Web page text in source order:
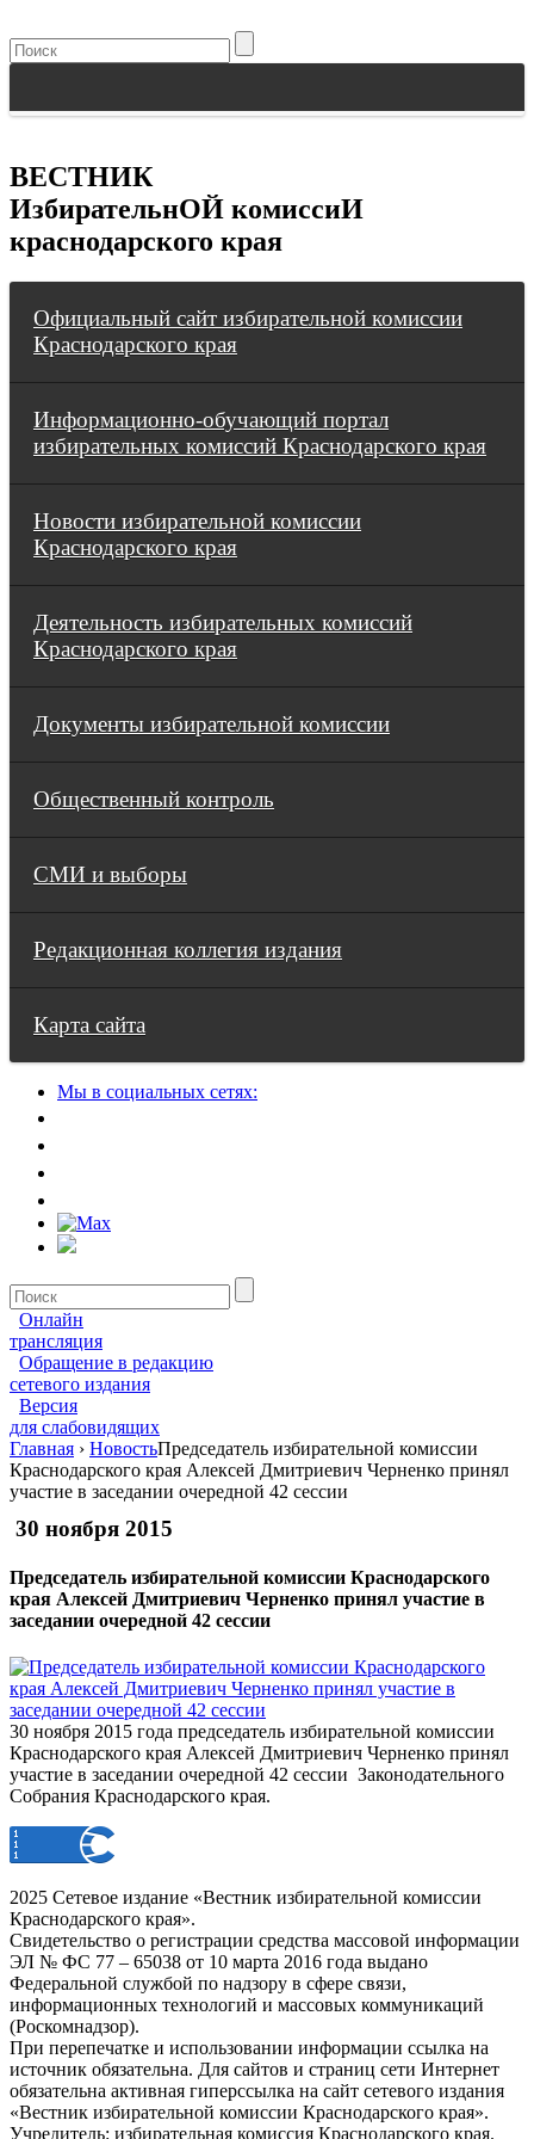
ВЕСТНИК
ИзбирательнОЙ комиссиИ
краснодарского края
Официальный сайт избирательной комиссии
Краснодарского края
Информационно-обучающий портал
избирательных комиссий Краснодарского края
Новости избирательной комиссии
Краснодарского края
Деятельность избирательных комиссий
Краснодарского края
Документы избирательной комиссии
Общественный контроль
СМИ и выборы
Редакционная коллегия издания
Карта сайта
Мы в социальных сетях:
Онлайн
трансляция
Обращение в редакцию
сетевого издания
Версия
для слабовидящих
Главная › НовостьПредседатель избирательной комиссии
Краснодарского края Алексей Дмитриевич Черненко принял
участие в заседании очередной 42 сессии
30 ноября 2015
Председатель избирательной комиссии Краснодарского
края Алексей Дмитриевич Черненко принял участие в
заседании очередной 42 сессии
30 ноября 2015 года председатель избирательной комиссии
Краснодарского края Алексей Дмитриевич Черненко принял
участие в заседании очередной 42 сессии Законодательного
Собрания Краснодарского края.
2025 Сетевое издание «Вестник избирательной комиссии
Краснодарского края».
Свидетельство о регистрации средства массовой информации
ЭЛ № ФС 77 – 65038 от 10 марта 2016 года выдано
Федеральной службой по надзору в сфере связи,
информационных технологий и массовых коммуникаций
(Роскомнадзор).
При перепечатке и использовании информации ссылка на
источник обязательна. Для сайтов и страниц сети Интернет
обязательна активная гиперссылка на сайт сетевого издания
«Вестник избирательной комиссии Краснодарского края».
Учредитель: избирательная комиссия Краснодарского края.